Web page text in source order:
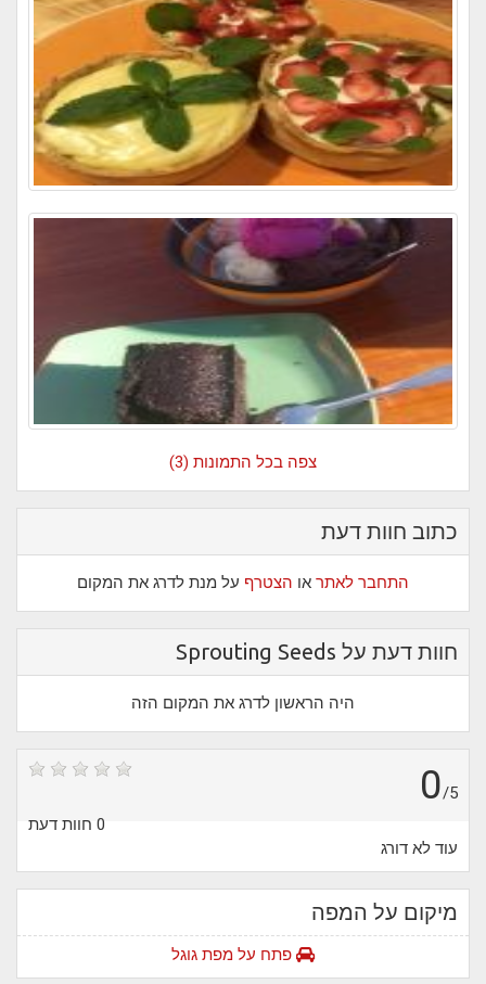
צפה בכל התמונות (3)
כתוב חוות דעת
התחבר לאתר או הצטרף על מנת לדרג את המקום
חוות דעת על Sprouting Seeds
היה הראשון לדרג את המקום הזה
0/5
0 חוות דעת
עוד לא דורג
מיקום על המפה
פתח על מפת גוגל